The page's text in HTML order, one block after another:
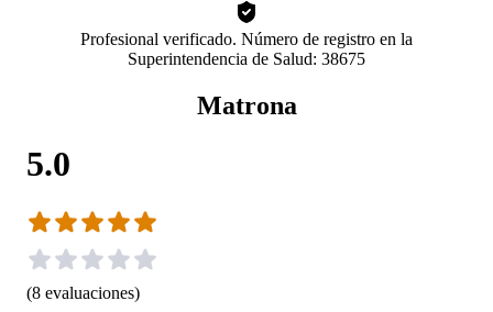
Profesional verificado. Número de registro en la
Superintendencia de Salud: 38675
Matrona
5.0
(8 evaluaciones)